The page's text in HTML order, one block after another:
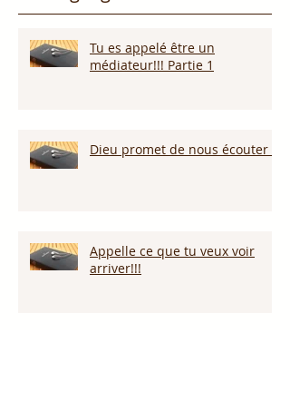
Tu es appelé être un
médiateur!!! Partie 1
Dieu promet de nous écouter !
Appelle ce que tu veux voir
arriver!!!